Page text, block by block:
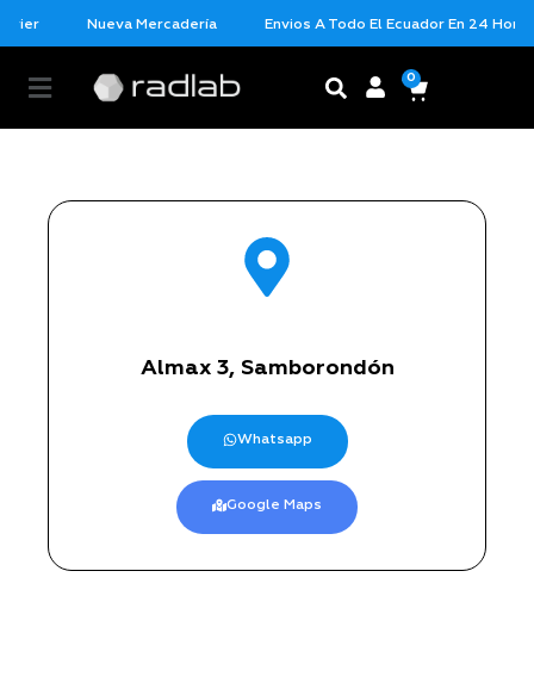
Nueva Mercadería Envios A Todo El Ecuador En 24 Horas
0
Almax 3, Samborondón
Whatsapp
Google Maps